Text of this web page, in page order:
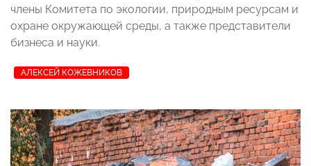
члены Комитета по экологии, природным ресурсам и
охране окружающей среды, а также представители
бизнеса и науки.
АЛЕКСЕЙ КОЖЕВНИКОВ